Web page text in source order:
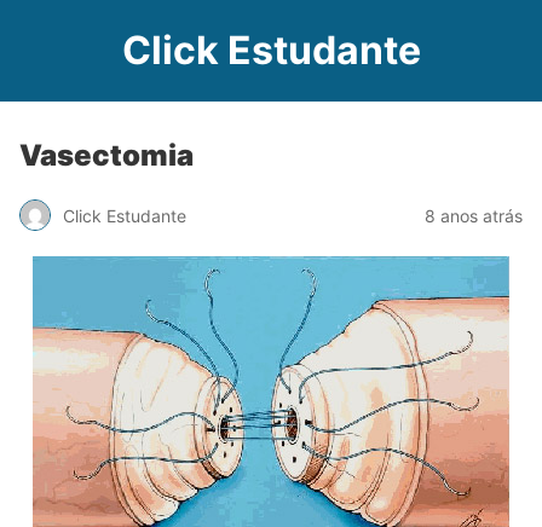
Click Estudante
Vasectomia
Click Estudante 8 anos atrás